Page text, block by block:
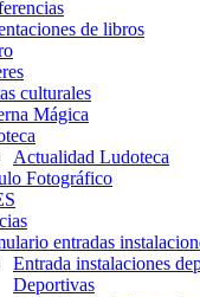
de libros
culturales
Mágica
Actualidad Ludoteca
Fotográfico
entradas
Entrada instalaciones
Deportivas